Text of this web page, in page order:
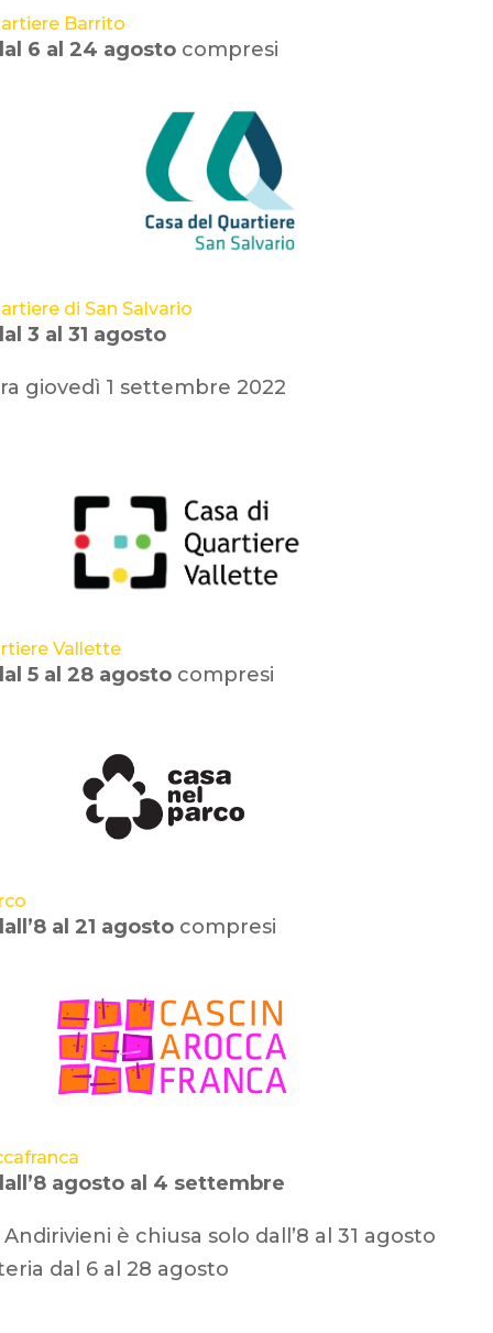
Barrito
6 al 24 agostocompresi
di San Salvario
3 al 31 agosto
giovedì 1 settembre 2022
Vallette
5 al 28 agosto compresi
al 21 agostocompresi
agosto al 4 settembre
Andirivieni è chiusa solo dall’8 al 31 agosto
dal 6 al 28 agosto